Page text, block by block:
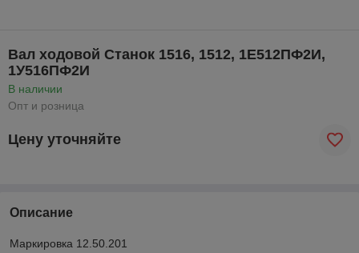
Вал ходовой Станок 1516, 1512, 1Е512ПФ2И,
1У516ПФ2И
В наличии
Опт и розница
Цену уточняйте
Описание
Маркировка 12.50.201